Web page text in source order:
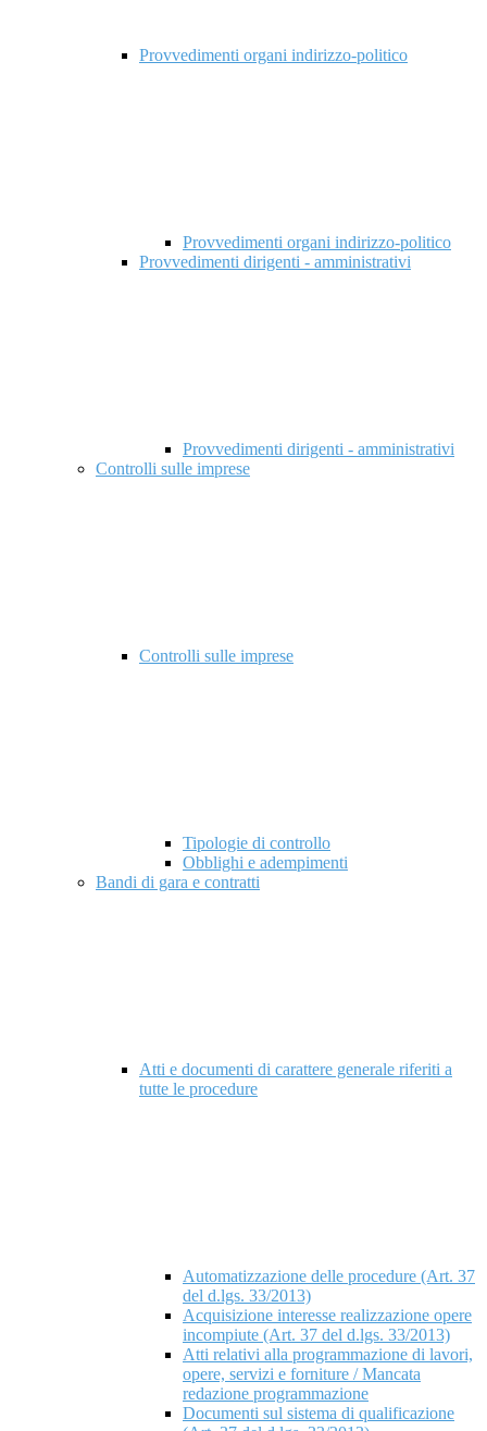
Provvedimenti organi indirizzo-politico
Provvedimenti organi indirizzo-politico
Provvedimenti dirigenti - amministrativi
Provvedimenti dirigenti - amministrativi
Controlli sulle imprese
Controlli sulle imprese
Tipologie di controllo
Obblighi e adempimenti
Bandi di gara e contratti
Atti e documenti di carattere generale riferiti a
tutte le procedure
Automatizzazione delle procedure (Art. 37
del d.lgs. 33/2013)
Acquisizione interesse realizzazione opere
incompiute (Art. 37 del d.lgs. 33/2013)
Atti relativi alla programmazione di lavori,
opere, servizi e forniture / Mancata
redazione programmazione
Documenti sul sistema di qualificazione